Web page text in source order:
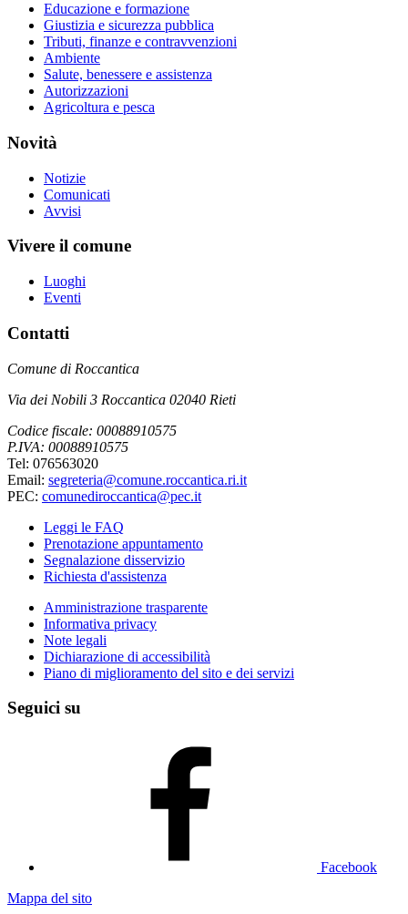
Educazione e formazione
Giustizia e sicurezza pubblica
Tributi, finanze e contravvenzioni
Ambiente
Salute, benessere e assistenza
Autorizzazioni
Agricoltura e pesca
Novità
Notizie
Comunicati
Avvisi
Vivere il comune
Luoghi
Eventi
Contatti
Comune di Roccantica
Via dei Nobili 3 Roccantica 02040 Rieti
Codice fiscale: 00088910575
P.IVA: 00088910575
Tel: 076563020
Email: segreteria@comune.roccantica.ri.it
PEC: comunediroccantica@pec.it
Leggi le FAQ
Prenotazione appuntamento
Segnalazione disservizio
Richiesta d'assistenza
Amministrazione trasparente
Informativa privacy
Note legali
Dichiarazione di accessibilità
Piano di miglioramento del sito e dei servizi
Seguici su
Facebook
Mappa del sito